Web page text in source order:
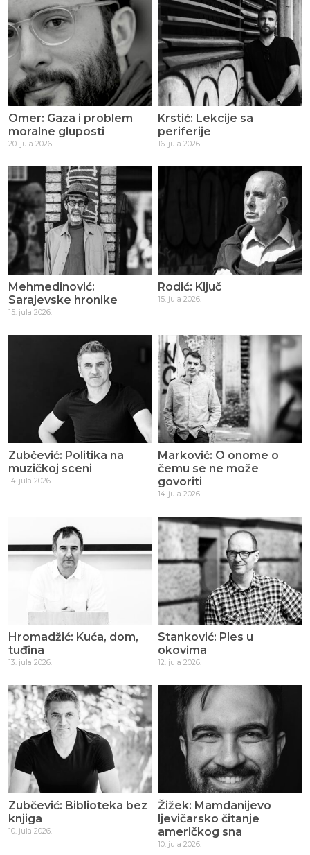
Omer: Gaza i problem
moralne gluposti
20. jula 2026.
Krstić: Lekcije sa
periferije
16. jula 2026.
Mehmedinović:
Sarajevske hronike
15. jula 2026.
Rodić: Ključ
15. jula 2026.
Zubčević: Politika na
muzičkoj sceni
14. jula 2026.
Marković: O onome o
čemu se ne može
govoriti
14. jula 2026.
Hromadžić: Kuća, dom,
tuđina
13. jula 2026.
Stanković: Ples u
okovima
12. jula 2026.
Zubčević: Biblioteka bez
knjiga
10. jula 2026.
Žižek: Mamdanijevo
ljevičarsko čitanje
američkog sna
10. jula 2026.